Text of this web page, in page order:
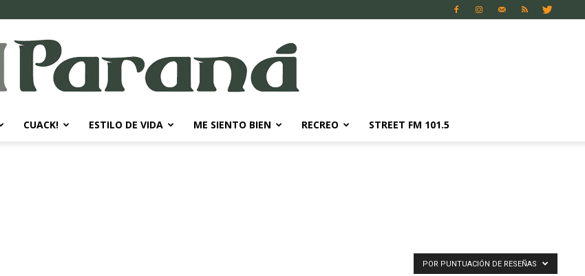
CUACK! ESTILO DE VIDA ME SIENTO BIEN RECREO STREET FM 101.5
POR PUNTUACIÓN DE RESEÑAS